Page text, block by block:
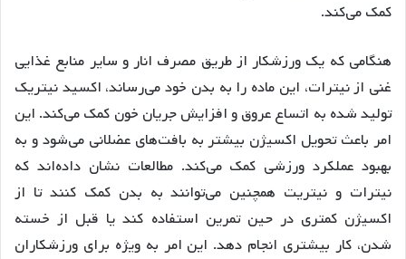
کمک می‌کند.
هنگامی که یک ورزشکار از طریق مصرف انار و سایر منابع غذایی
غنی از نیترات، این ماده را به بدن خود می‌رساند، اکسید نیتریک
تولید شده به اتساع عروق و افزایش جریان خون کمک می‌کند. این
امر باعث تحویل اکسیژن بیشتر به بافت‌های عضلانی می‌شود و به
بهبود عملکرد ورزشی کمک می‌کند. مطالعات نشان داده‌اند که
نیترات و نیتریت همچنین می‌توانند به بدن کمک کنند تا از
اکسیژن کمتری در حین تمرین استفاده کند یا قبل از خسته
شدن، کار بیشتری انجام دهد. این امر به ویژه برای ورزشکاران